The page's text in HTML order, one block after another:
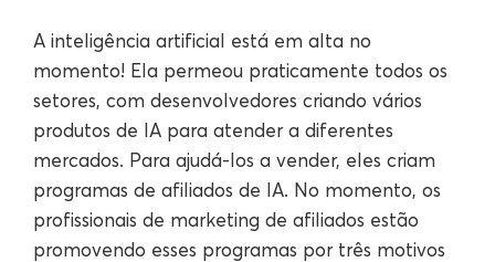
A inteligência artificial está em alta no
momento! Ela permeou praticamente todos os
setores, com desenvolvedores criando vários
produtos de IA para atender a diferentes
mercados. Para ajudá-los a vender, eles criam
programas de afiliados de IA. No momento, os
profissionais de marketing de afiliados estão
promovendo esses programas por três motivos